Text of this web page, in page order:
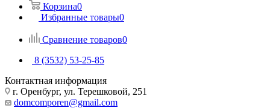
Корзина0
Избранные товары0
Сравнение товаров0
8 (3532) 53-25-85
Контактная информация
г. Оренбург, ул. Терешковой, 251
domcomporen@gmail.com